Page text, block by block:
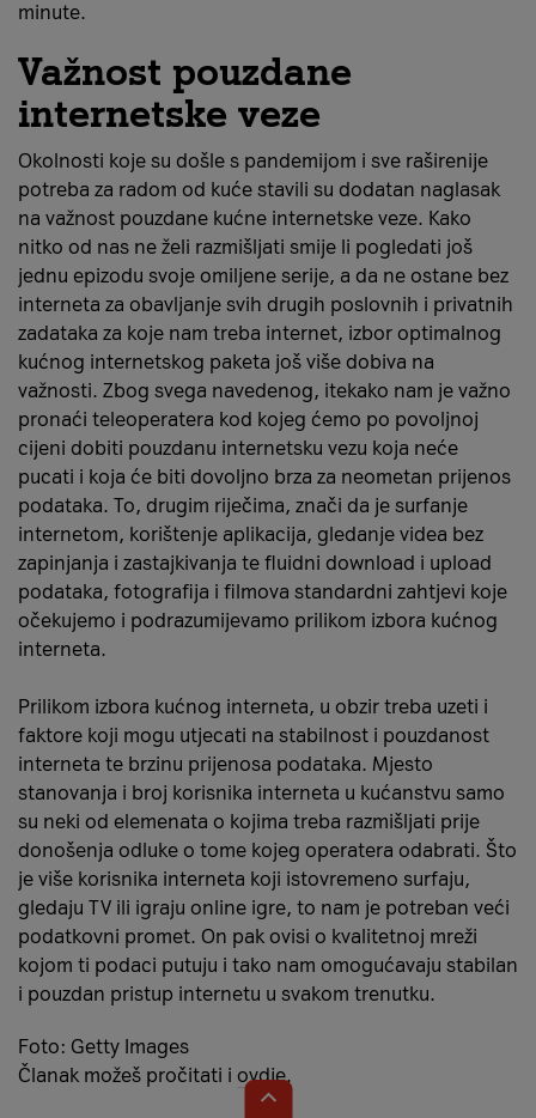
minute.
Važnost pouzdane
internetske veze
Okolnosti koje su došle s pandemijom i sve raširenije
potreba za radom od kuće stavili su dodatan naglasak
na važnost pouzdane kućne internetske veze. Kako
nitko od nas ne želi razmišljati smije li pogledati još
jednu epizodu svoje omiljene serije, a da ne ostane bez
interneta za obavljanje svih drugih poslovnih i privatnih
zadataka za koje nam treba internet, izbor optimalnog
kućnog internetskog paketa još više dobiva na
važnosti. Zbog svega navedenog, itekako nam je važno
pronaći teleoperatera kod kojeg ćemo po povoljnoj
cijeni dobiti pouzdanu internetsku vezu koja neće
pucati i koja će biti dovoljno brza za neometan prijenos
podataka. To, drugim riječima, znači da je surfanje
internetom, korištenje aplikacija, gledanje videa bez
zapinjanja i zastajkivanja te fluidni download i upload
podataka, fotografija i filmova standardni zahtjevi koje
očekujemo i podrazumijevamo prilikom izbora kućnog
interneta.
Prilikom izbora kućnog interneta, u obzir treba uzeti i
faktore koji mogu utjecati na stabilnost i pouzdanost
interneta te brzinu prijenosa podataka. Mjesto
stanovanja i broj korisnika interneta u kućanstvu samo
su neki od elemenata o kojima treba razmišljati prije
donošenja odluke o tome kojeg operatera odabrati. Što
je više korisnika interneta koji istovremeno surfaju,
gledaju TV ili igraju online igre, to nam je potreban veći
podatkovni promet. On pak ovisi o kvalitetnoj mreži
kojom ti podaci putuju i tako nam omogućavaju stabilan
i pouzdan pristup internetu u svakom trenutku.
Foto: Getty Images
Članak možeš pročitati i ovdje.